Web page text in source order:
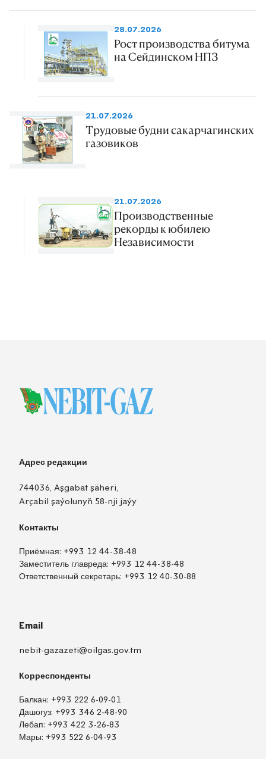
28.07.2026
Рост производства битума
на Сейдинском НПЗ
21.07.2026
Трудовые будни сакарчагинских
газовиков
21.07.2026
Производственные
рекорды к юбилею
Независимости
Адрес редакции
744036, Aşgabat şäheri,
Arçabil şaýolunyň 58-nji jaýy
Контакты
Приёмная: +993 12 44-38-48
Заместитель главреда: +993 12 44-38-48
Ответственный секретарь: +993 12 40-30-88
Email
nebit-gazazeti@oilgas.gov.tm
Корреспонденты
Балкан: +993 222 6-09-01
Дашогуз: +993 346 2-48-90
Лебап: +993 422 3-26-83
Мары: +993 522 6-04-93